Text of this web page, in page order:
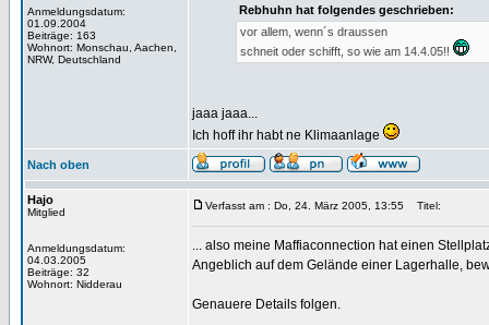
Anmeldungsdatum:
01.09.2004
Beiträge: 163
Wohnort: Monschau, Aachen,
NRW, Deutschland
Rebhuhn hat folgendes geschrieben:
vor allem, wenn´s draussen
schneit oder schifft, so wie am 14.4.05!!
jaaa jaaa...
Ich hoff ihr habt ne Klimaanlage
Nach oben
Hajo
Mitglied
Anmeldungsdatum:
04.03.2005
Beiträge: 32
Wohnort: Nidderau
Verfasst am : Do, 24. März 2005, 13:55 Titel:
... also meine Maffiaconnection hat einen
Angeblich auf dem Gelände einer Lagerhalle,
Genauere Details folgen.